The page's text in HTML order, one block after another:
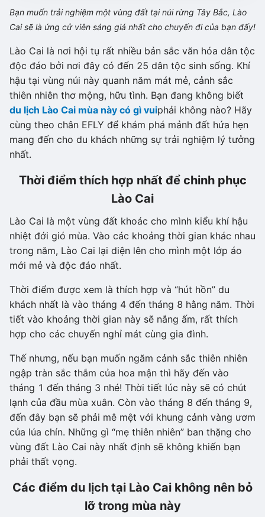
Bạn muốn trải nghiệm một vùng đất tại núi rừng Tây Bắc, Lào
Cai sẽ là ứng cử viên sáng giá nhất cho chuyến đi của bạn đấy!
Lào Cai là nơi hội tụ rất nhiều bản sắc văn hóa dân tộc
độc đáo bởi nơi đây có đến 25 dân tộc sinh sống. Khí
hậu tại vùng núi này quanh năm mát mẻ, cảnh sắc
thiên nhiên thơ mộng, hữu tình. Bạn đang không biết
du lịch Lào Cai mùa này có gì vuiphải không nào? Hãy
cùng theo chân EFLY để khám phá mảnh đất hứa hẹn
mang đến cho du khách những sự trải nghiệm lý tưởng
nhất.
Thời điểm thích hợp nhất để chinh phục
Lào Cai
Lào Cai là một vùng đất khoác cho mình kiểu khí hậu
nhiệt đới gió mùa. Vào các khoảng thời gian khác nhau
trong năm, Lào Cai lại diện lên cho mình một lớp áo
mới mẻ và độc đáo nhất.
Thời điểm được xem là thích hợp và “hút hồn” du
khách nhất là vào tháng 4 đến tháng 8 hằng năm. Thời
tiết vào khoảng thời gian này sẽ nắng ấm, rất thích
hợp cho các chuyến nghỉ mát cùng gia đình.
Thế nhưng, nếu bạn muốn ngăm cảnh sắc thiên nhiên
ngập tràn sắc thắm của hoa mận thì hãy đến vào
tháng 1 đến tháng 3 nhé! Thời tiết lúc này sẽ có chút
lạnh của đầu mùa xuân. Còn vào tháng 8 đến tháng 9,
đến đây bạn sẽ phải mê mệt với khung cảnh vàng ươm
của lúa chín. Những gì “mẹ thiên nhiên” ban thặng cho
vùng đất Lào Cai này nhất định sẽ không khiến bạn
phải thất vọng.
Các điểm du lịch tại Lào Cai không nên bỏ
lỡ trong mùa này